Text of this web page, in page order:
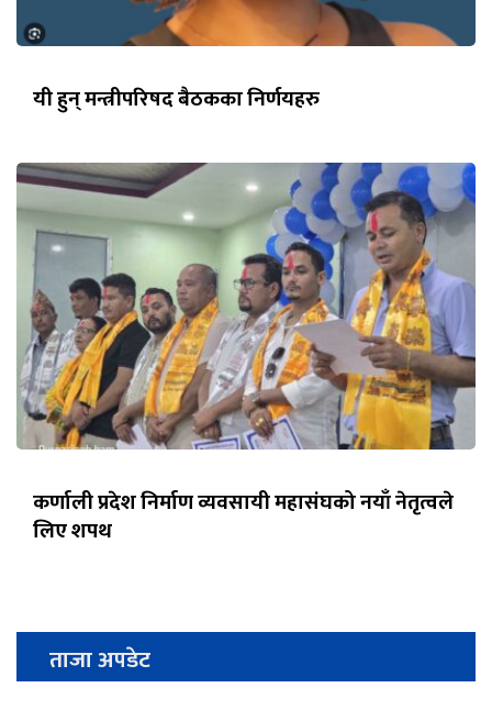
यी हुन् मन्त्रीपरिषद बैठकका निर्णयहरु
कर्णाली प्रदेश निर्माण व्यवसायी महासंघको नयाँ नेतृत्वले
लिए शपथ
ताजा अपडेट